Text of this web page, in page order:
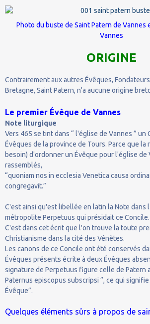
Photo du buste de Saint Patern de Vannes
Vannes
ORIGINE
Contrairement aux autres Évêques,
Bretagne, Saint Patern, n'a aucune origine
Le premier Évêque de Vannes
Note liturgique
Vers 465 se tint dans “ l'église de Vannes ” un
Évêques de la province de Tours. Parce que la
besoin) d'ordonner un Évêque pour l'église de
rassemblés,
“quoniam nos in ecclesia Venetica causa
congregavit.”
C'est ainsi qu'est libellée en latin la Note dans
métropolite Perpetuus qui présidait ce Concile.
C'est dans cet écrit que l'on trouve la toute
Christianisme dans la cité des Vénètes.
Les canons de ce Concile ont été conservés
Évêques présents écrite à deux Évêques
signature de Perpetuus figure celle de Patern
Paternus episcopus subscripsi ”, ce qui
Évêque”.
Quelques éléments sûrs à propos de